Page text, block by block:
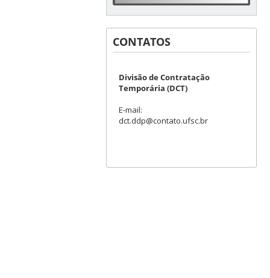
CONTATOS
Divisão de Contratação
Temporária (DCT)
E-mail:
dct.ddp@contato.ufsc.br